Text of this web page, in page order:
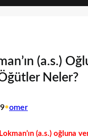
(a.s.)
Neler?
•omer
(a.s.) oğluna